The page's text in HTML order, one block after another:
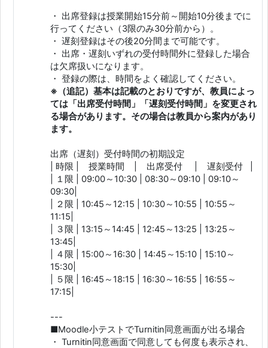
・ 出席登録は授業開始15分前～開始10分後までに
行ってください（3限のみ30分前から）。
・ 遅刻登録はその後20分間まで可能です。
・ 出席・遅刻いずれの受付時間外に登録した場合
は欠席扱いになります。
・ 登録の際は、時間をよく確認してください。
※（追記）基本は記載のとおりですが、教員によっ
ては「出席受付時間」「遅刻受付時間」を変更され
る場合があります。その場合は教員から案内があり
ます。
出席（遅刻）受付時間の初期設定
| 時限 | 授業時間 | 出席受付 | 遅刻受付 |
| １限 | 09:00～10:30 | 08:30～09:10 | 09:10～
09:30|
| ２限 | 10:45～12:15 | 10:30～10:55 | 10:55～
11:15|
| ３限 | 13:15～14:45 | 12:45～13:25 | 13:25～
13:45|
| ４限 | 15:00～16:30 | 14:45～15:10 | 15:10～
15:30|
| ５限 | 16:45～18:15 | 16:30～16:55 | 16:55～
17:15|
---
■Moodle小テストでTurnitin同意画面が出る場合
・ Turnitin同意画面で同意しても何度も表示され、